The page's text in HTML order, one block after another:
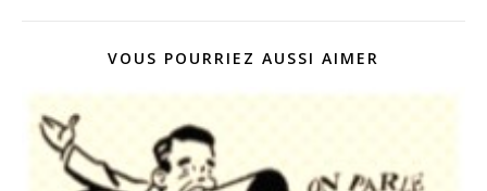
VOUS POURRIEZ AUSSI AIMER